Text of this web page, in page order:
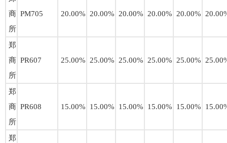
商
所
PM705 20.00% 20.00% 20.00% 20.00% 20.00%
郑
商
所
PR607 25.00% 25.00% 25.00% 25.00% 25.00%
郑
商
所
PR608 15.00% 15.00% 15.00% 15.00% 15.00%
郑